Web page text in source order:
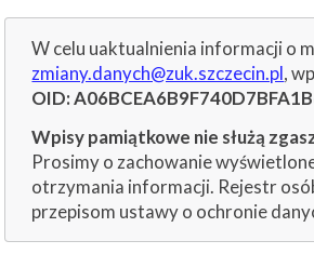
W celu uaktualnienia informacji o
zmiany.danych@zuk.szczecin.pl,
OID:
Wpisy pamiątkowe nie służą
Prosimy o zachowanie
otrzymania informacji. Rejestr
przepisom ustawy o ochronie